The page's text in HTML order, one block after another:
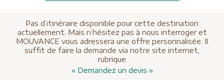
Pas d’itinéraire disponible pour cette destination
actuellement. Mais n’hésitez pas à nous interroger et
MOUVANCE vous adressera une offre personnalisée. Il
suffit de faire la demande via notre site internet,
rubrique
« Demandez un devis »